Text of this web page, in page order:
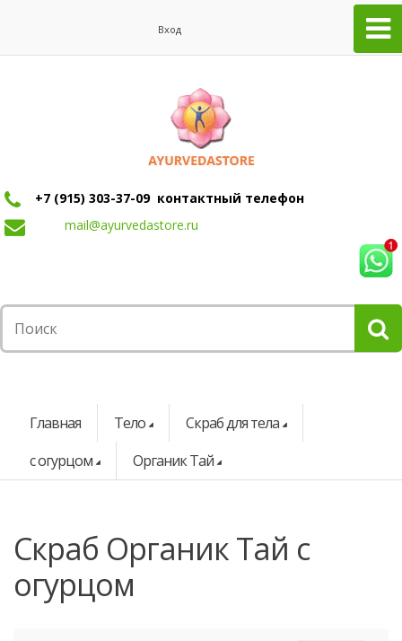
Вход
+7 (915) 303-37-09 контактный телефон
mail@ayurvedastore.ru
Главная Тело
Скраб для тела
с огурцом
Органик Тай
скраб Органик Тай с
огурцом